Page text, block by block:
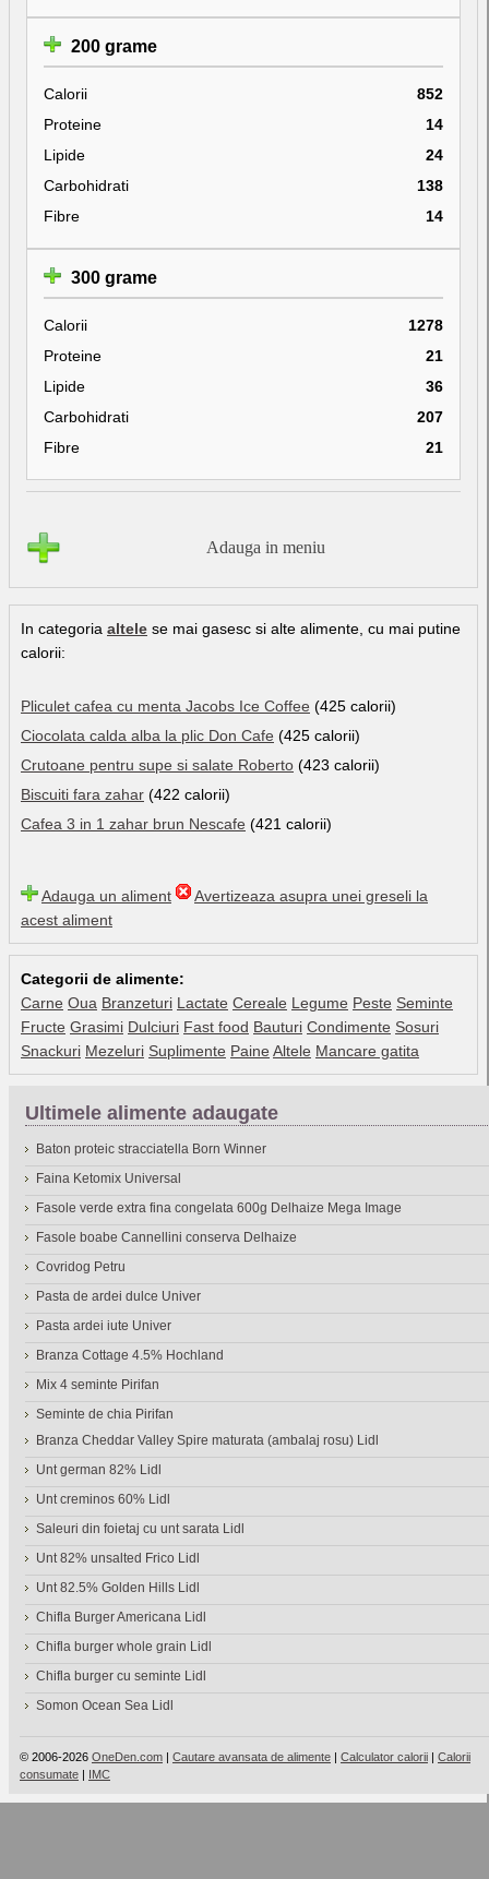
200 grame
Calorii
852
Proteine
14
Lipide
24
Carbohidrati
138
Fibre
14
300 grame
Calorii
1278
Proteine
21
Lipide
36
Carbohidrati
207
Fibre
21
Adauga in meniu
In categoria altele se mai gasesc si alte alimente, cu mai putine
calorii:
Pliculet cafea cu menta Jacobs Ice Coffee (425 calorii)
Ciocolata calda alba la plic Don Cafe (425 calorii)
Crutoane pentru supe si salate Roberto (423 calorii)
Biscuiti fara zahar (422 calorii)
Cafea 3 in 1 zahar brun Nescafe (421 calorii)
Adauga un aliment
Avertizeaza asupra unei greseli la
acest aliment
Categorii de alimente:
Carne Oua Branzeturi Lactate Cereale Legume Peste Seminte
Fructe Grasimi Dulciuri Fast food Bauturi Condimente Sosuri
Snackuri Mezeluri Suplimente Paine Altele Mancare gatita
Ultimele alimente adaugate
Baton proteic stracciatella Born Winner
Faina Ketomix Universal
Fasole verde extra fina congelata 600g Delhaize Mega Image
Fasole boabe Cannellini conserva Delhaize
Covridog Petru
Pasta de ardei dulce Univer
Pasta ardei iute Univer
Branza Cottage 4.5% Hochland
Mix 4 seminte Pirifan
Seminte de chia Pirifan
Branza Cheddar Valley Spire maturata (ambalaj rosu) Lidl
Unt german 82% Lidl
Unt creminos 60% Lidl
Saleuri din foietaj cu unt sarata Lidl
Unt 82% unsalted Frico Lidl
Unt 82.5% Golden Hills Lidl
Chifla Burger Americana Lidl
Chifla burger whole grain Lidl
Chifla burger cu seminte Lidl
Somon Ocean Sea Lidl
© 2006-2026 OneDen.com | Cautare avansata de alimente | Calculator calorii | Calorii
consumate | IMC